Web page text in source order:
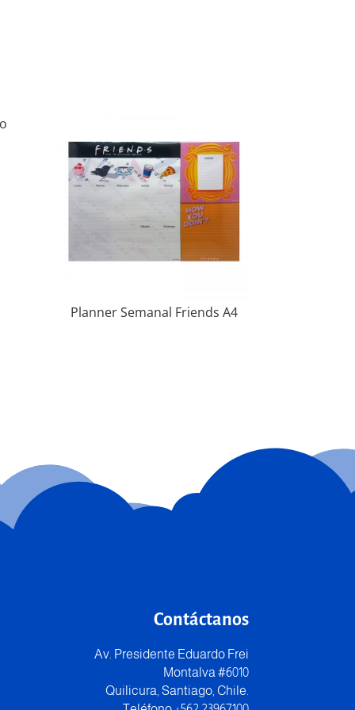
Planner Semanal Friends A4
Contáctanos
Av. Presidente Eduardo Frei
Montalva #6010
Quilicura, Santiago, Chile.